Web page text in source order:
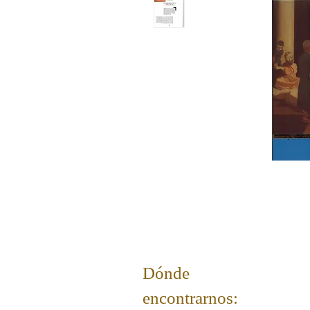
Dónde
encontrarnos: